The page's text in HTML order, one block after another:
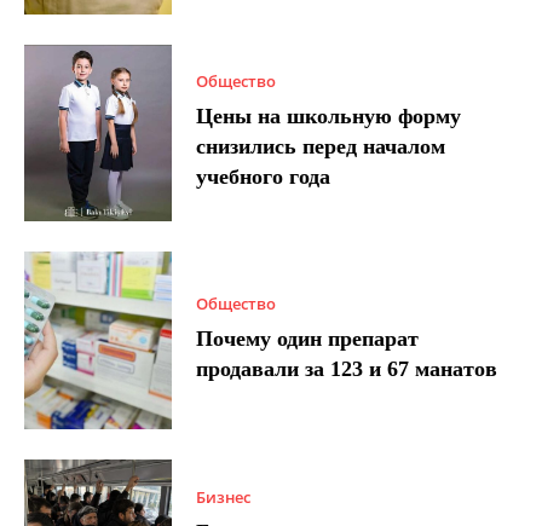
Общество
Цены на школьную форму
снизились перед началом
учебного года
Общество
Почему один препарат
продавали за 123 и 67 манатов
Бизнес